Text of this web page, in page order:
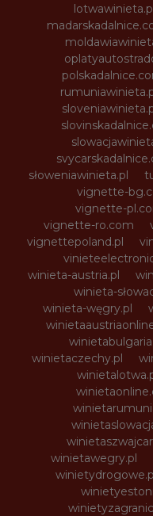
słoweniawinieta.pl
vignette-
vignette-
vignette-ro.com
vignettepoland.pl
winieta-austria.pl
winieta-
winieta-węgry.pl
winietaczechy.pl
winietawegry.pl